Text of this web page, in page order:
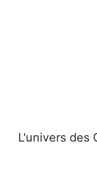
L'univers des